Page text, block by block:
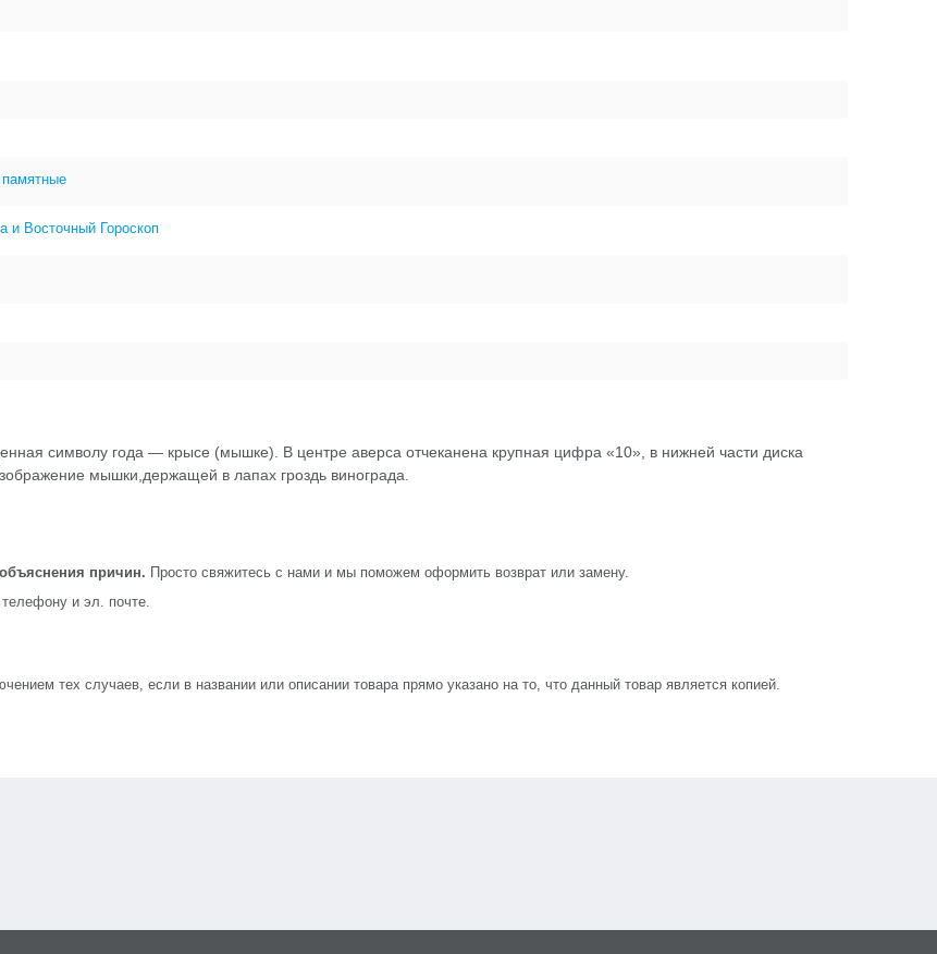
и Восточный Гороскоп
символу года — крысе (мышке). В центре аверса отчеканена крупная цифра «10», в нижней части диска
мышки,держащей в лапах гроздь винограда.
причин. Просто свяжитесь с нами и мы поможем оформить возврат или замену.
и эл. почте.
тех случаев, если в названии или описании товара прямо указано на то, что данный товар является копией.